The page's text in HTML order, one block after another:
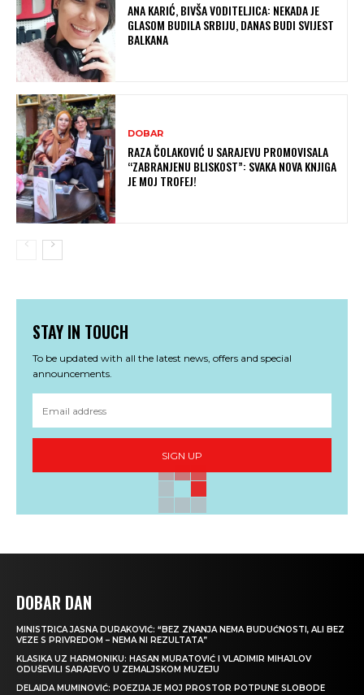
ANA KARIĆ, BIVŠA VODITELJICA: NEKADA JE
GLASOM BUDILA SRBIJU, DANAS BUDI SVIJEST
BALKANA
DOBAR
RAZA ČOLAKOVIĆ U SARAJEVU PROMOVISALA
“ZABRANJENU BLISKOST”: SVAKA NOVA KNJIGA
JE MOJ TROFEJ!
STAY IN TOUCH
To be updated with all the latest news, offers and special
announcements.
SIGN UP
DOBAR DAN
MINISTRICA JASNA DURAKOVIĆ: “BEZ ZNANJA NEMA BUDUĆNOSTI, ALI BEZ
VEZE S PRIVREDOM – NEMA NI REZULTATA”
KLASIKA UZ HARMONIKU: HASAN MURATOVIĆ I VLADIMIR MIHAJLOV
ODUŠEVILI SARAJEVO U ZEMALJSKOM MUZEJU
DELAIDA MUMINOVIĆ: POEZIJA JE MOJ PROSTOR POTPUNE SLOBODE